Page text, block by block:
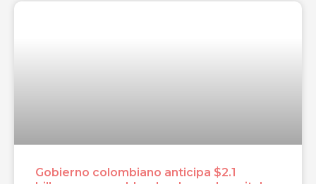
Gobierno colombiano anticipa $2.1